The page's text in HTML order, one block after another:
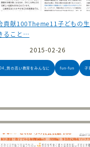
貢献100Theme11子どもの
ること…
2015-02-26
質の高い教育をみんなに fun-fun 子